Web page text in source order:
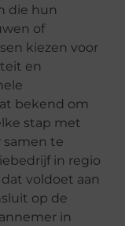
die hun
of
kiezen voor
en
bekend om
stap met
samen te
in regio
voldoet aan
op de
in